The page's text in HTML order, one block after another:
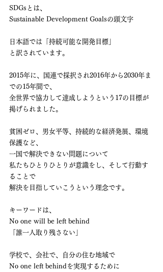
SDGsとは、
Sustainable Development Goalsの頭文字
日本語では「持続可能な開発目標」
と訳されています。
2015年に、国連で採択され2016年から2030年ま
での15年間で、
全世界で協力して達成しようという17の目標が
掲げられました。
貧困ゼロ、男女平等、持続的な経済発展、環境
保護など、
一国で解決できない問題について
私たちひとりひとりが意識をし、そして行動す
ることで
解決を目指していこうという理念です。
キーワードは、
No one will be left behind
「誰一人取り残さない」
学校で、会社で、自分の住む地域で
No one left behindを実現するために